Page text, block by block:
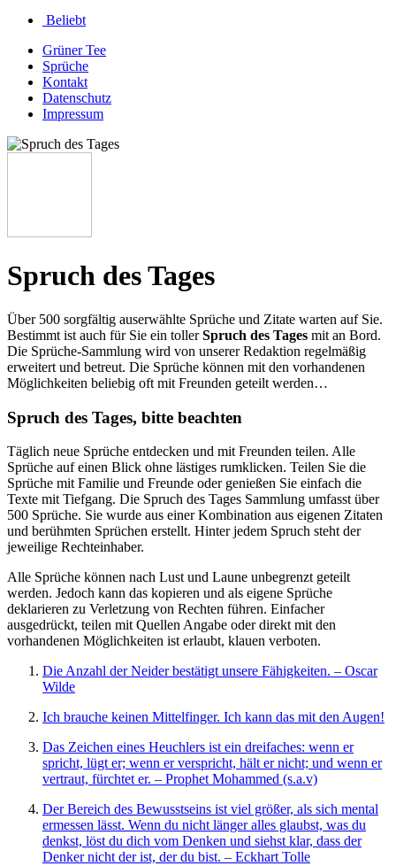
Beliebt
Grüner Tee
Sprüche
Kontakt
Datenschutz
Impressum
Spruch des Tages
Über 500 sorgfältig auserwählte Sprüche und Zitate warten auf Sie.
Bestimmt ist auch für Sie ein tollerSpruch des Tages mit an Bord.
Die Sprüche-Sammlung wird von unserer Redaktion regelmäßig
erweitert und betreut. Die Sprüche können mit den vorhandenen
Möglichkeiten beliebig oft mit Freunden geteilt werden…
Spruch des Tages, bitte beachten
Täglich neue Sprüche entdecken und mit Freunden teilen. Alle
Sprüche auf einen Blick ohne lästiges rumklicken. Teilen Sie die
Sprüche mit Familie und Freunde oder genießen Sie einfach die
Texte mit Tiefgang. Die Spruch des Tages Sammlung umfasst über
500 Sprüche. Sie wurde aus einer Kombination aus eigenen Zitaten
und berühmten Sprüchen erstellt. Hinter jedem Spruch steht der
jeweilige Rechteinhaber.
Alle Sprüche können nach Lust und Laune unbegrenzt geteilt
werden. Jedoch kann das kopieren und als eigene Sprüche
deklarieren zu Verletzung von Rechten führen. Einfacher
ausgedrückt, teilen mit Quellen Angabe oder direkt mit den
vorhandenen Möglichkeiten ist erlaubt, klauen verboten.
Die Anzahl der Neider bestätigt unsere Fähigkeiten. – Oscar
Wilde
Ich brauche keinen Mittelfinger. Ich kann das mit den Augen!
Das Zeichen eines Heuchlers ist ein dreifaches: wenn er
spricht, lügt er; wenn er verspricht, hält er nicht; und wenn er
vertraut, fürchtet er. – Prophet Mohammed (s.a.v)
Der Bereich des Bewusstseins ist viel größer, als sich mental
ermessen lässt. Wenn du nicht länger alles glaubst, was du
denkst, löst du dich vom Denken und siehst klar, dass der
Denker nicht der ist, der du bist. – Eckhart Tolle